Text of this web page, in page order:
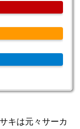
キは元々サーカ